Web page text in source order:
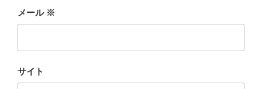
メール ※
サイト